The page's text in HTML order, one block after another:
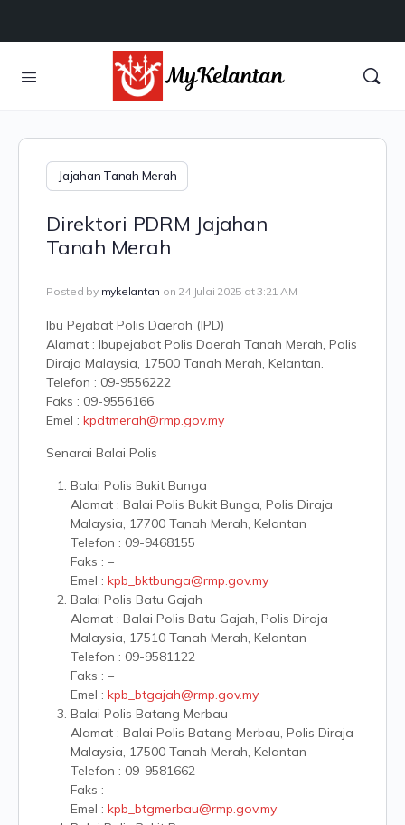
Jajahan Tanah Merah
Direktori PDRM Jajahan
Tanah Merah
Posted by mykelantan on 24 Julai 2025 at 3:21 AM
Ibu Pejabat Polis Daerah (IPD)
Alamat : Ibupejabat Polis Daerah Tanah Merah, Polis
Diraja Malaysia, 17500 Tanah Merah, Kelantan.
Telefon : 09-9556222
Faks : 09-9556166
Emel : kpdtmerah@rmp.gov.my
Senarai Balai Polis
Balai Polis Bukit Bunga
Alamat : Balai Polis Bukit Bunga, Polis Diraja
Malaysia, 17700 Tanah Merah, Kelantan
Telefon : 09-9468155
Faks : –
Emel : kpb_bktbunga@rmp.gov.my
Balai Polis Batu Gajah
Alamat : Balai Polis Batu Gajah, Polis Diraja
Malaysia, 17510 Tanah Merah, Kelantan
Telefon : 09-9581122
Faks : –
Emel : kpb_btgajah@rmp.gov.my
Balai Polis Batang Merbau
Alamat : Balai Polis Batang Merbau, Polis Diraja
Malaysia, 17500 Tanah Merah, Kelantan
Telefon : 09-9581662
Faks : –
Emel : kpb_btgmerbau@rmp.gov.my